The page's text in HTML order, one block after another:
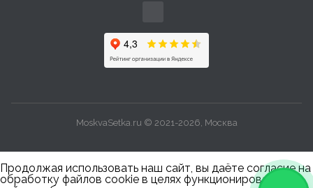
MoskvaSetka.ru © 2021-2026, Москва
Продолжая использовать наш сайт, вы даёте согласие на
обработку файлов cookie в целях функционирования